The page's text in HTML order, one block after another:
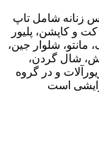
زنانه شامل تاپ
و کاپشن، پلیور
شلوار جین،
شال گردن،
و در گروه
است